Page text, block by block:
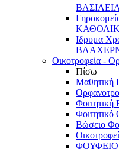
Ιδρυμα
Οικοτροφεία -
Πίσω
Βώσειο
ΦΟΥΦΕΙΟ